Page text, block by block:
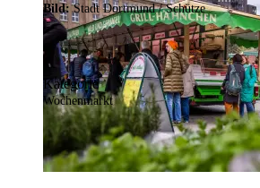
Bild:Stadt Dortmund / Schütze
Kategorie
Wochenmarkt